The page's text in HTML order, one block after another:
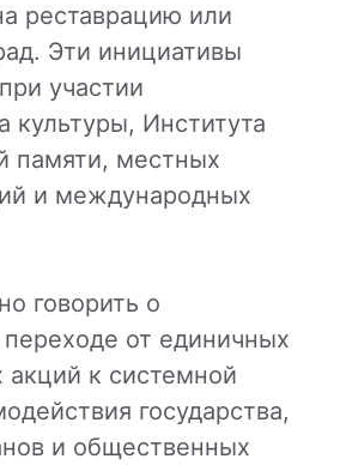
реставрацию или
Эти инициативы
участии
культуры, Института
памяти, местных
и международных
говорить о
от единичных
акций к системной
государства,
и общественных